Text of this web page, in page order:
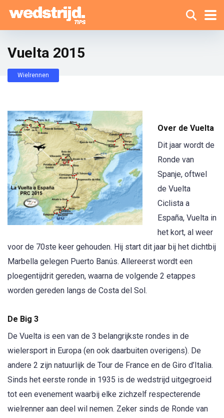
Vuelta 2015
Wielrennen
Over de Vuelta
Dit jaar wordt de
Ronde van
Spanje, oftwel
de Vuelta
Ciclista a
España, Vuelta in
het kort, al weer
voor de 70ste keer gehouden. Hij start dit jaar bij het dichtbij
Marbella gelegen Puerto Banús. Allereerst wordt een
ploegentijdrit gereden, waarna de volgende 2 etappes
worden gereden langs de Costa del Sol.
De Big 3
De Vuelta is een van de 3 belangrijkste rondes in de
wielersport in Europa (en ook daarbuiten overigens). De
andere 2 zijn natuurlijk de Tour de France en de Giro d’Italia.
Sinds het eerste ronde in 1935 is de wedstrijd uitgegroeid
tot een evenement waarbij elke zichzelf respecterende
wielrenner aan deel wil nemen. Zeker sinds de Ronde van